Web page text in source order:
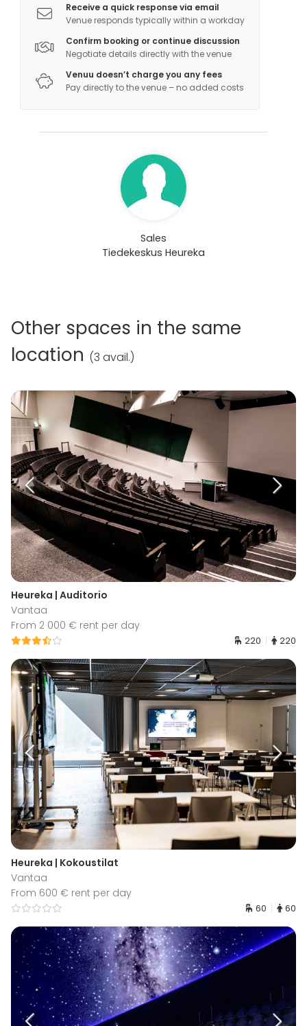
Receive a quick response via email
Venue responds typically within a workday
Confirm booking or continue discussion
Negotiate details directly with the venue
Venuu doesn’t charge you any fees
Pay directly to the venue – no added costs
Sales
Tiedekeskus Heureka
Other spaces in the same
location (3 avail.)
Heureka | Auditorio
Vantaa
From 2 000 € rent per day
220 220
Heureka | Kokoustilat
Vantaa
From 600 € rent per day
60 60